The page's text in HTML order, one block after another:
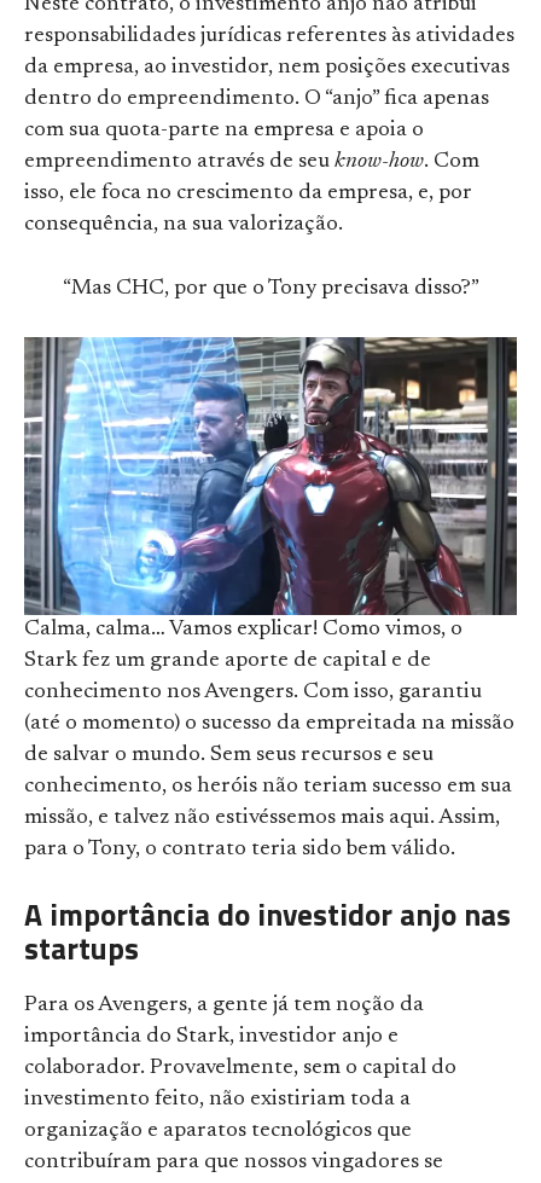
Neste contrato, o investimento anjo não atribui
responsabilidades jurídicas referentes às atividades
da empresa, ao investidor, nem posições executivas
dentro do empreendimento. O “anjo” fica apenas
com sua quota-parte na empresa e apoia o
empreendimento através de seu know-how. Com
isso, ele foca no crescimento da empresa, e, por
consequência, na sua valorização.
“Mas CHC, por que o Tony precisava disso?”
Calma, calma… Vamos explicar! Como vimos, o
Stark fez um grande aporte de capital e de
conhecimento nos Avengers. Com isso, garantiu
(até o momento) o sucesso da empreitada na missão
de salvar o mundo. Sem seus recursos e seu
conhecimento, os heróis não teriam sucesso em sua
missão, e talvez não estivéssemos mais aqui. Assim,
para o Tony, o contrato teria sido bem válido.
A importância do investidor anjo nas
startups
Para os Avengers, a gente já tem noção da
importância do Stark, investidor anjo e
colaborador. Provavelmente, sem o capital do
investimento feito, não existiriam toda a
organização e aparatos tecnológicos que
contribuíram para que nossos vingadores se